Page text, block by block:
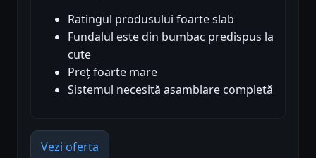
Ratingul produsului foarte slab
Fundalul este din bumbac predispus la
cute
Preț foarte mare
Sistemul necesită asamblare completă
Vezi oferta